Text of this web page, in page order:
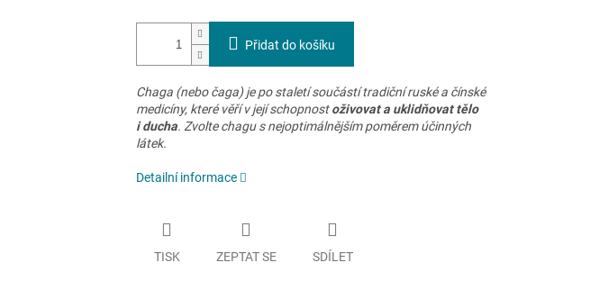
Přidat do košíku
Chaga (nebo čaga) je po staletí součástí tradiční ruské a čínské
medicíny, které věří v její schopnostoživovat a uklidňovat tělo
i ducha. Zvolte chagu s nejoptimálnějším poměrem účinných
látek.
Detailní informace
TISK ZEPTAT SE SDÍLET